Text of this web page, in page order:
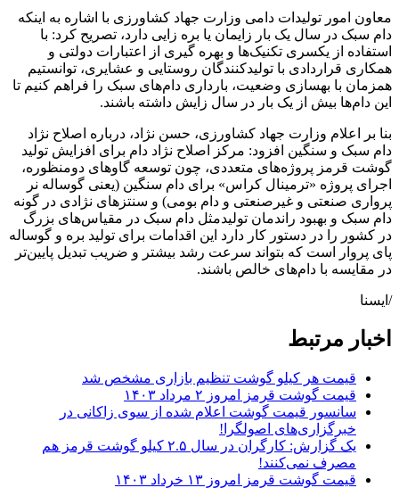
معاون امور تولیدات دامی وزارت جهاد کشاورزی با اشاره به اینکه
دام سبک در سال یک بار زایمان یا بره زایی دارد، تصریح کرد: با
استفاده از یکسری تکنیک‌ها و بهره گیری از اعتبارات دولتی و
همکاری قراردادی با تولیدکنندگان روستایی و عشایری، توانستیم
همزمان با بهسازی وضعیت، بارداری دام‌های سبک را فراهم کنیم تا
این دام‌ها بیش از یک بار در سال زایش داشته باشند.
بنا بر اعلام وزارت جهاد کشاورزی، حسن نژاد، درباره اصلاح نژاد
دام سبک و سنگین افزود: مرکز اصلاح نژاد دام برای افزایش تولید
گوشت قرمز پروژه‌های متعددی، چون توسعه گاوهای دومنظوره،
اجرای پروژه «ترمینال کراس» برای دام سنگین (یعنی گوساله نر
پرواری صنعتی و غیرصنعتی و دام بومی) و سنتزهای نژادی در گونه
دام سبک و بهبود راندمان تولیدمثل دام سبک در مقیاس‌های بزرگ
در کشور را در دستور کار دارد این اقدامات برای تولید بره و گوساله
پای پروار است که بتواند سرعت رشد بیشتر و ضریب تبدیل پایین‌تر
در مقایسه با دام‌های خالص باشند.
/ایسنا
اخبار مرتبط
قیمت هر کیلو گوشت تنظیم بازاری مشخص شد
قیمت گوشت قرمز امروز ۲ مرداد ۱۴۰۳
سانسور قیمت گوشت اعلام شده از سوی زاکانی در
خبرگزاری‌های اصولگرا!
یک گزارش: کارگران در سال ۲.۵ کیلو گوشت قرمز هم
مصرف نمی‌کنند!
قیمت گوشت قرمز امروز ۱۳ خرداد ۱۴۰۳